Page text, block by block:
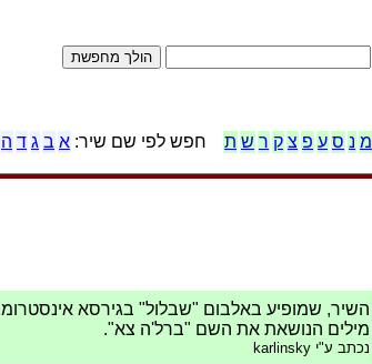
מ נ ס ע פ צ ק ר ש ת חפש לפי שם שיר: א ב ג ד ה
השיר, שמופיע באלבום "שבלול" בגירסא
מילים הנושאת את השם "ברל'ה צא".
נכתב ע"י karlinsky